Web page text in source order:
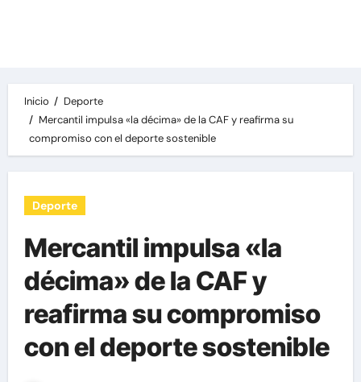
Inicio
Deporte
Mercantil impulsa «la décima» de la CAF y reafirma su
compromiso con el deporte sostenible
Deporte
Mercantil impulsa «la
décima» de la CAF y
reafirma su compromiso
con el deporte sostenible